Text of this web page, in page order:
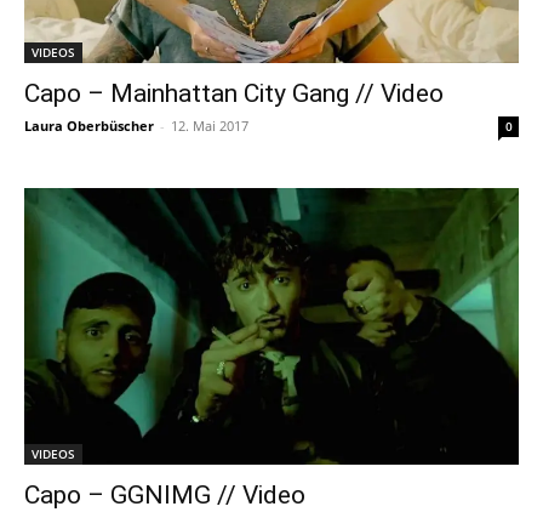
VIDEOS
Capo – Mainhattan City Gang // Video
Laura Oberbüscher - 12. Mai 2017 0
VIDEOS
Capo – GGNIMG // Video